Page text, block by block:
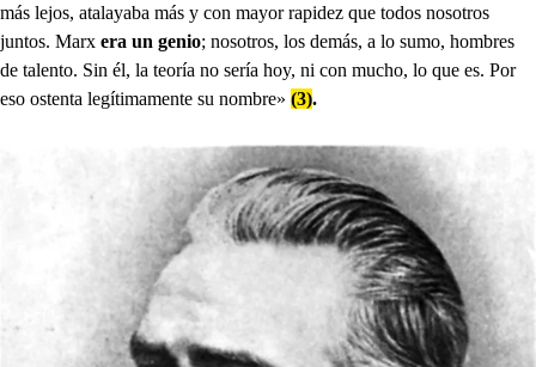
más lejos, atalayaba más y con mayor rapidez que todos nosotros
juntos. Marx era un genio; nosotros, los demás, a lo sumo, hombres
de talento. Sin él, la teoría no sería hoy, ni con mucho, lo que es. Por
eso ostenta legítimamente su nombre» (3).